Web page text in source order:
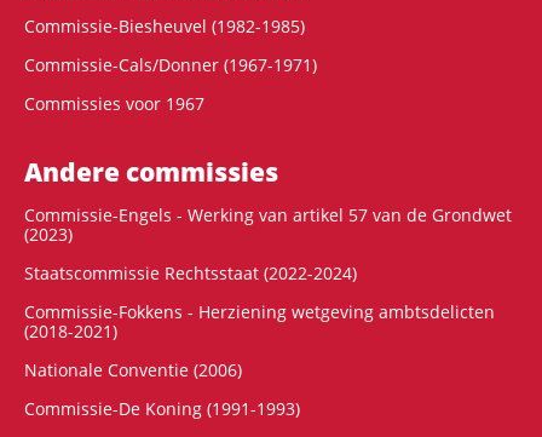
Commissie-Biesheuvel (1982-1985)
Commissie-Cals/Donner (1967-1971)
Commissies voor 1967
Andere commissies
Commissie-Engels - Werking van artikel 57 van de Grondwet
(2023)
Staatscommissie Rechtsstaat (2022-2024)
Commissie-Fokkens - Herziening wetgeving ambtsdelicten
(2018-2021)
Nationale Conventie (2006)
Commissie-De Koning (1991-1993)